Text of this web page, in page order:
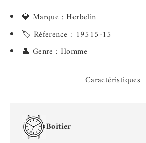
💎 Marque : Herbelin
🏷️ Réference : 19515-15
👤 Genre : Homme
Caractéristiques
Boitier